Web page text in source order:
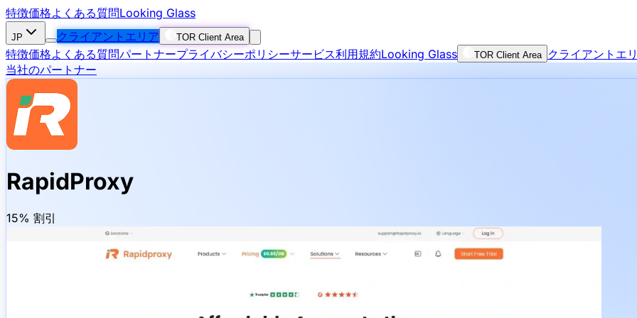
特徴価格よくある質問Looking Glass
JP クライアントエリア TOR Client Area
特徴価格よくある質問パートナープライバシーポリシーサービス利用規約Looking Glass TOR Client Area
クライアントエ
当社のパートナー
RapidProxy
15% 割引